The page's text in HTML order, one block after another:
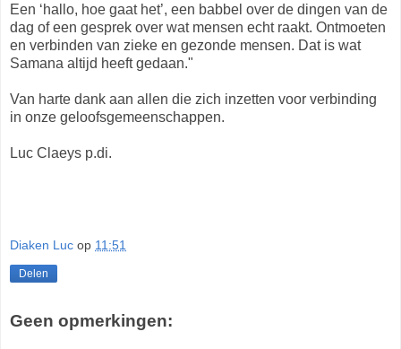
Een ‘hallo, hoe gaat het’, een babbel over de dingen van de
dag of een gesprek over wat mensen echt raakt. Ontmoeten
en verbinden van zieke en gezonde mensen. Dat is wat
Samana altijd heeft gedaan."
Van harte dank aan allen die zich inzetten voor verbinding
in onze geloofsgemeenschappen.
Luc Claeys p.di.
Diaken Luc op 11:51
Delen
Geen opmerkingen: